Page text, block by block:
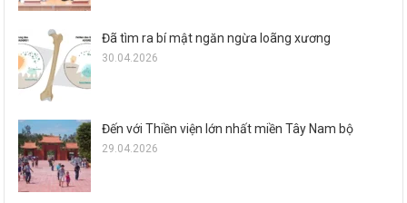
Đã tìm ra bí mật ngăn ngừa loãng xương
30.04.2026
Đến với Thiền viện lớn nhất miền Tây Nam bộ
29.04.2026